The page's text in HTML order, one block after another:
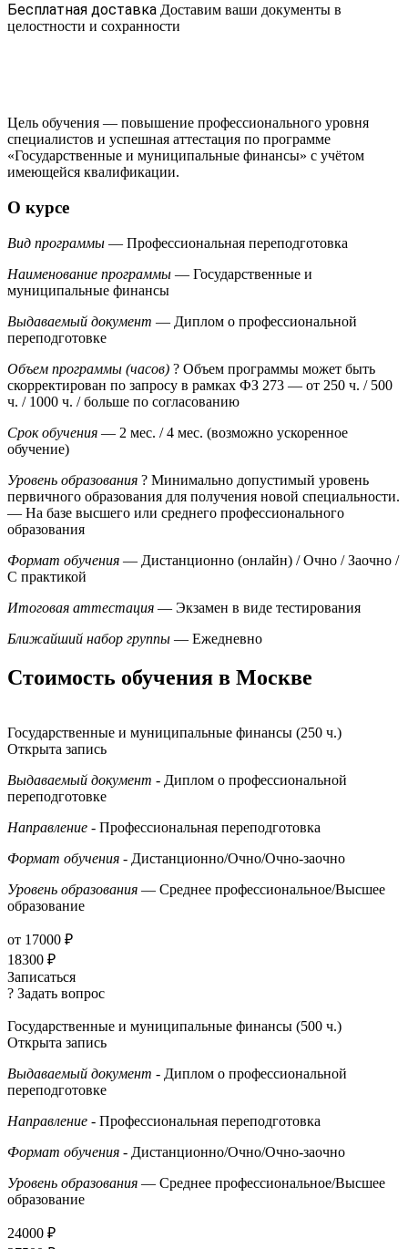
Бесплатная доставка Доставим ваши документы в
целостности и сохранности
Цель обучения — повышение профессионального уровня
специалистов и успешная аттестация по программе
«Государственные и муниципальные финансы» с учётом
имеющейся квалификации.
О курсе
Вид программы — Профессиональная переподготовка
Наименование программы — Государственные и
муниципальные финансы
Выдаваемый документ — Диплом о профессиональной
переподготовке
Объем программы (часов) ? Объем программы может быть
скорректирован по запросу в рамках ФЗ 273 — от 250 ч. / 500
ч. / 1000 ч. / больше по согласованию
Срок обучения — 2 мес. / 4 мес. (возможно ускоренное
обучение)
Уровень образования ? Минимально допустимый уровень
первичного образования для получения новой специальности.
— На базе высшего или среднего профессионального
образования
Формат обучения — Дистанционно (онлайн) / Очно / Заочно /
С практикой
Итоговая аттестация — Экзамен в виде тестирования
Ближайший набор группы — Ежедневно
Стоимость обучения в Москве
Государственные и муниципальные финансы (250 ч.)
Открыта запись
Выдаваемый документ - Диплом о профессиональной
переподготовке
Направление - Профессиональная переподготовка
Формат обучения - Дистанционно/Очно/Очно-заочно
Уровень образования — Среднее профессиональное/Высшее
образование
от 17000 ₽
18300 ₽
Записаться
? Задать вопрос
Государственные и муниципальные финансы (500 ч.)
Открыта запись
Выдаваемый документ - Диплом о профессиональной
переподготовке
Направление - Профессиональная переподготовка
Формат обучения - Дистанционно/Очно/Очно-заочно
Уровень образования — Среднее профессиональное/Высшее
образование
24000 ₽